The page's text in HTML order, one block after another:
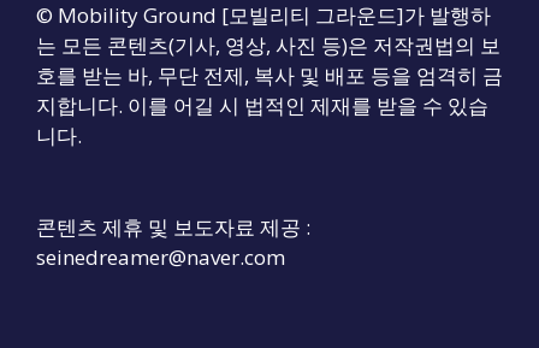
© Mobility Ground [모빌리티 그라운드]가 발행하
는 모든 콘텐츠(기사, 영상, 사진 등)은 저작권법의 보
호를 받는 바, 무단 전제, 복사 및 배포 등을 엄격히 금
지합니다. 이를 어길 시 법적인 제재를 받을 수 있습
니다.
콘텐츠 제휴 및 보도자료 제공 :
seinedreamer@naver.com